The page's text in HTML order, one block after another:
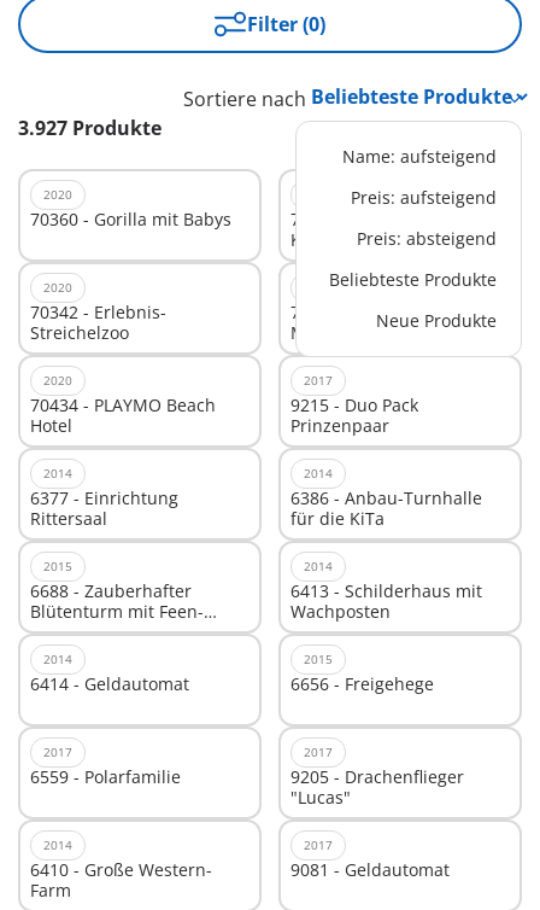
Filter (0)
3.927 Produkte
Sortiere nach
Name: aufsteigend
Preis: aufsteigend
Preis: absteigend
Beliebteste Produkte
Neue Produkte
2020
70360 - Gorilla mit Babys
70411 - Totenkopf-
Kampfschiff
2020
70342 - Erlebnis-
Streichelzoo
2020
70549 - Stuntshow
Monster Truck Horned
2020
70434 - PLAYMO Beach
Hotel
2017
9215 - Duo Pack
Prinzenpaar
2014
6377 - Einrichtung
Rittersaal
2014
6386 - Anbau-Turnhalle
für die KiTa
2015
6688 - Zauberhafter
Blütenturm mit Feen-
Spieluhr und Twinkle
2014
6413 - Schilderhaus mit
Wachposten
2014
6414 - Geldautomat
2015
6656 - Freigehege
2017
6559 - Polarfamilie
2017
9205 - Drachenflieger
"Lucas"
2014
6410 - Große Western-
Farm
2017
9081 - Geldautomat